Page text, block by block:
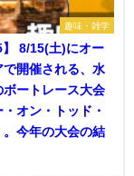
趣味・雑学
】 8/15(土)にオー
で開催される、水
ボートレース大会
・オン・トッド・
。今年の大会の結